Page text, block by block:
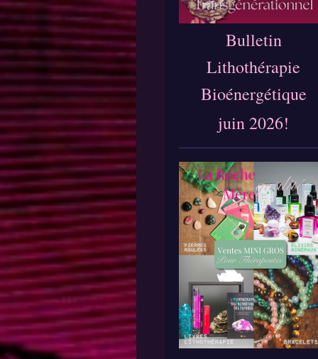
Bulletin
Lithothérapie
Bioénergétique
juin 2026!